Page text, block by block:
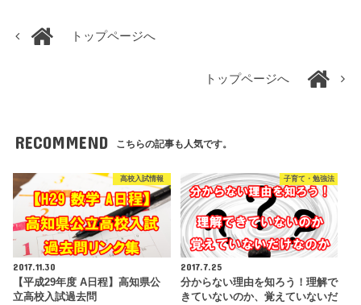
トップページへ
トップページへ
RECOMMEND こちらの記事も人気です。
高校入試情報
2017.11.30
【平成29年度 A日程】高知県公
立高校入試過去問
子育て・勉強法
2017.7.25
分からない理由を知ろう！理解で
きていないのか、覚えていないだ